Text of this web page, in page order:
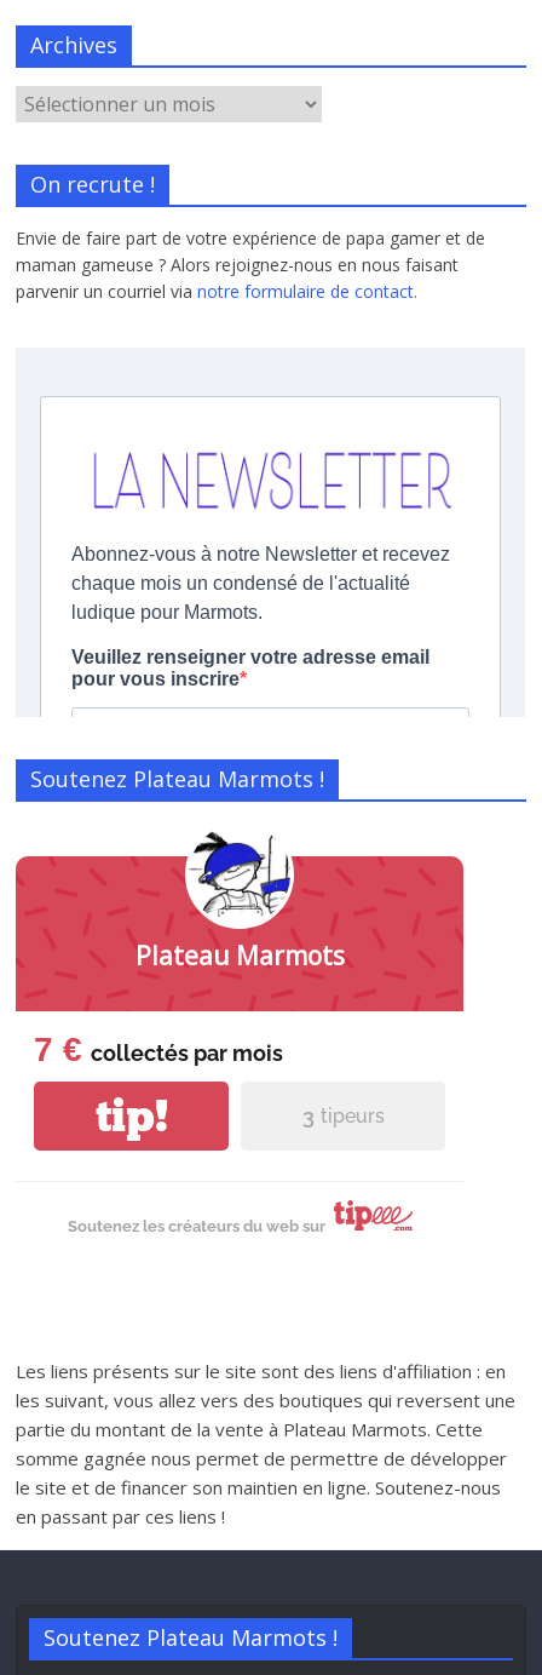
Archives
On recrute !
Envie de faire part de votre expérience de papa gamer et de
maman gameuse ? Alors rejoignez-nous en nous faisant
parvenir un courriel vianotre formulaire de contact.
Soutenez Plateau Marmots !
Plateau Marmots
7 € collectés par mois
tip! 3 tipeurs
Soutenez les créateurs du web sur
Les liens présents sur le site sont des liens d'affiliation : en
les suivant, vous allez vers des boutiques qui reversent une
partie du montant de la vente à Plateau Marmots. Cette
somme gagnée nous permet de permettre de développer
le site et de financer son maintien en ligne. Soutenez-nous
en passant par ces liens !
Soutenez Plateau Marmots !